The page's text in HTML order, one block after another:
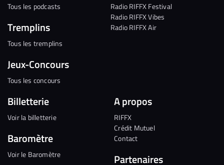
Tous les podcasts
Tremplins
Tous les tremplins
Jeux-Concours
Tous les concours
Radio RIFFX Festival
Radio RIFFX Vibes
Radio RIFFX Air
Billetterie
Voir la billetterie
Baromètre
Voir le Baromètre
A propos
RIFFX
Crédit Mutuel
Contact
Partenaires